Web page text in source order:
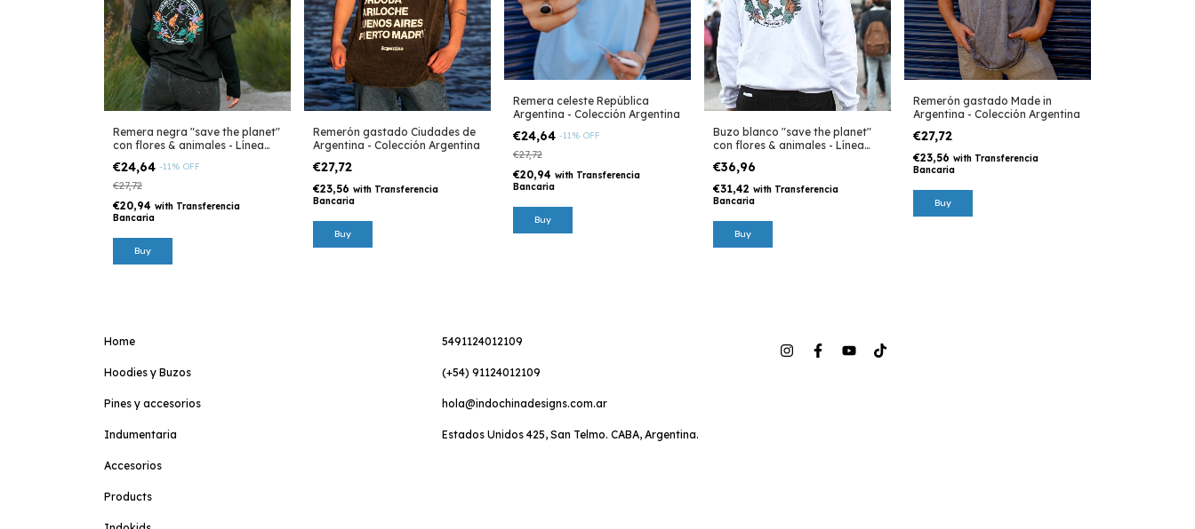
Remera negra "save the planet"
con flores & animales - Línea
€24,64 -11% OFF
€27,72
€20,94 with Transferencia
Bancaria
Buy
Remerón gastado Ciudades de
Argentina - Colección Argentina
€27,72
€23,56 with Transferencia
Bancaria
Remera celeste República
Argentina - Colección Argentina
€24,64 -11% OFF
€27,72
€20,94 with Transferencia
Bancaria
Buy
Buzo blanco "save the planet"
con flores & animales - Línea
€36,96
€31,42 with Transferencia
Bancaria
Buy
Remerón gastado Made in
Argentina - Colección Argentina
€27,72
€23,56 with Transferencia
Bancaria
Home
Hoodies y Buzos
Pines y accesorios
Indumentaria
Accesorios
Products
5491124012109
(+54) 91124012109
hola@indochinadesigns.com.ar
Estados Unidos 425, San Telmo. CABA, Argentina.